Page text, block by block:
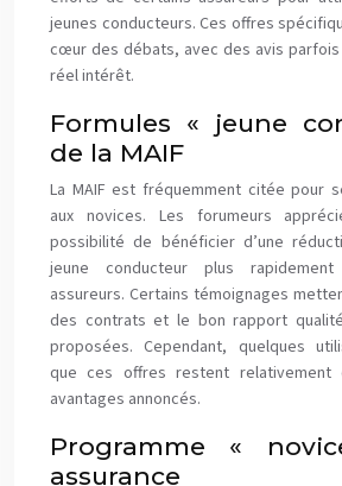
jeunes conducteurs. Ces offres
cœur des débats, avec des avis
réel intérêt.
Formules « jeune
de la MAIF
La MAIF est fréquemment citée pour
aux novices. Les forumeurs
possibilité de bénéficier d’une
jeune conducteur plus rapidement
assureurs. Certains témoignages
des contrats et le bon rapport
proposées. Cependant, quelques
que ces offres restent relativement
avantages annoncés.
Programme «
assurance